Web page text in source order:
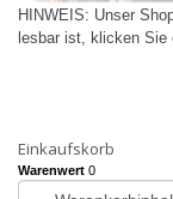
HINWEIS: Unser
lesbar ist, klicken
Einkaufskorb
Warenwert 0